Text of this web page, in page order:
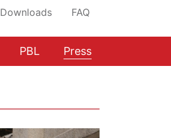
Downloads FAQ
PBL Press